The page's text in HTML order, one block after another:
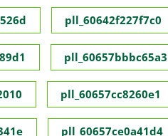
pll_60642f227f7c0
pll_60657bbbc65a3
pll_60657cc8260e1
pll_60657ce0a41d4